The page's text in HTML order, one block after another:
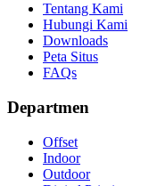
Tentang Kami
Hubungi Kami
Downloads
Peta Situs
FAQs
Departmen
Offset
Indoor
Outdoor